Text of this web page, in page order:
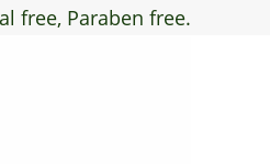
free, Paraben free.